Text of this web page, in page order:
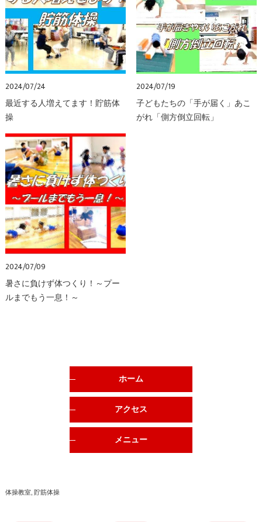
2024/07/24
最近する人増えてます！貯筋体
操
2024/07/19
子どもたちの「手が届く」あこ
がれ「側方倒立回転」
2024/07/09
暑さに負けず体つくり！～プー
ルまでもう一息！～
ホーム
アクセス
メニュー
体操教室 貯筋体操